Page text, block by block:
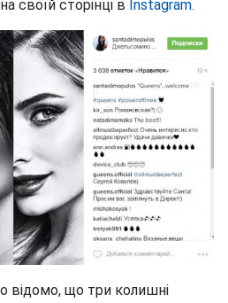
своїй сторінці в Instagram.
відомо, що три колишні